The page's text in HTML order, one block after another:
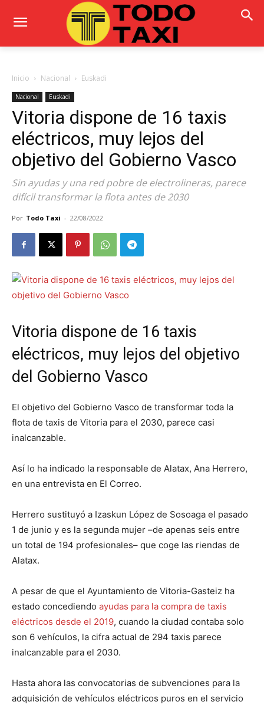
Inicio Nacional Euskadi
Nacional Euskadi
Vitoria dispone de 16 taxis
eléctricos, muy lejos del
objetivo del Gobierno Vasco
Sin ayudas y una red pobre de electrolineras, parece
difícil transformar la flota antes de 2030
Por Todo Taxi - 22/08/2022
Vitoria dispone de 16 taxis
eléctricos, muy lejos del objetivo
del Gobierno Vasco
El objetivo del Gobierno Vasco de transformar toda la
flota de taxis de Vitoria para el 2030, parece casi
inalcanzable.
Así lo ha indicado la responsable de Alatax, Ana Herrero,
en una entrevista en El Correo.
Herrero sustituyó a Izaskun López de Sosoaga el pasado
1 de junio y es la segunda mujer –de apenas seis entre
un total de 194 profesionales– que coge las riendas de
Alatax.
A pesar de que el Ayuntamiento de Vitoria-Gasteiz ha
estado concediendo ayudas para la compra de taxis
eléctricos desde el 2019, cuando la ciudad contaba solo
son 6 vehículos, la cifra actual de 294 taxis parece
inalcanzable para el 2030.
Hasta ahora las convocatorias de subvenciones para la
adquisición de vehículos eléctricos puros en el servicio